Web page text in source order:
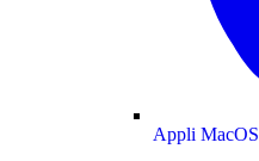
Appli MacOS